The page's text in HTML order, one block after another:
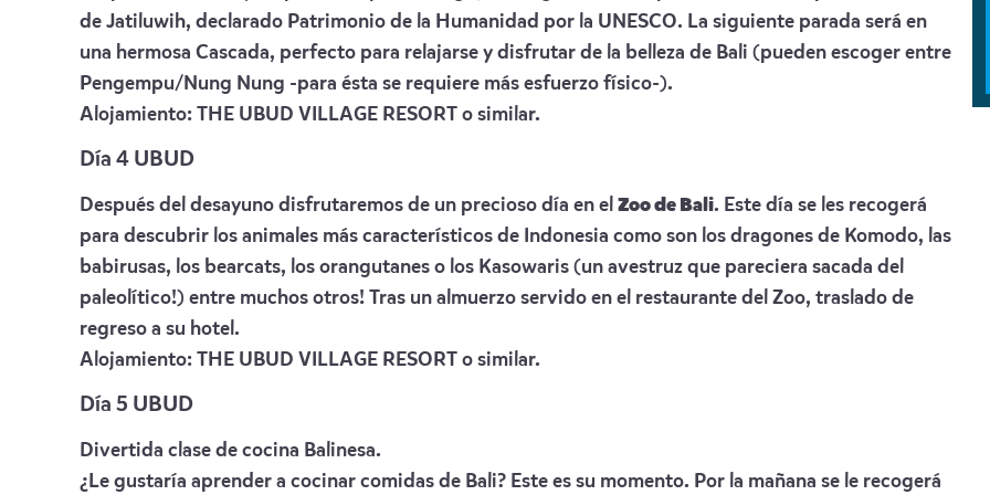
de Jatiluwih, declarado Patrimonio de la Humanidad por la UNESCO. La siguiente parada será en
una hermosa Cascada, perfecto para relajarse y disfrutar de la belleza de Bali (pueden escoger entre
Pengempu/Nung Nung -para ésta se requiere más esfuerzo físico-).
Alojamiento: THE UBUD VILLAGE RESORT o similar.
Día 4 UBUD
Después del desayuno disfrutaremos de un precioso día en el Zoo de Bali. Este día se les recogerá
para descubrir los animales más característicos de Indonesia como son los dragones de Komodo, las
babirusas, los bearcats, los orangutanes o los Kasowaris (un avestruz que pareciera sacada del
paleolítico!) entre muchos otros! Tras un almuerzo servido en el restaurante del Zoo, traslado de
regreso a su hotel.
Alojamiento: THE UBUD VILLAGE RESORT o similar.
Día 5 UBUD
Divertida clase de cocina Balinesa.
¿Le gustaría aprender a cocinar comidas de Bali? Este es su momento. Por la mañana se le recogerá